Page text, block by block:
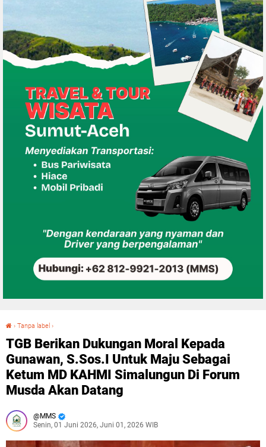
› Tanpa label ›
TGB Berikan Dukungan Moral Kepada
Gunawan, S.Sos.I Untuk Maju Sebagai
Ketum MD KAHMI Simalungun Di Forum
Musda Akan Datang
MMS
Senin, 01 Juni 2026, Juni 01, 2026 WIB